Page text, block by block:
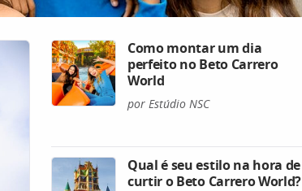
Como montar um dia
perfeito no Beto Carrero
World
por Estúdio NSC
Qual é seu estilo na hora de
curtir o Beto Carrero World?